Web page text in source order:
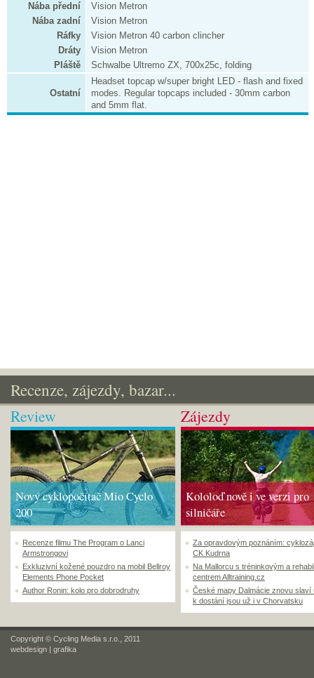
Nába přední
Vision Metron
Nába zadní
Vision Metron
Ráfky
Vision Metron 40 carbon clincher
Dráty
Vision Metron
Pláště
Schwalbe Ultremo ZX, 700x25c, folding
Ostatní
Headset topcap w/super bright LED - flash and fixed
modes. Regular topcaps included - 30mm carbon
and 5mm flat.
Recenze, zájezdy, bazar...
Review
Nový cyklopočítač Mio Cyclo
200
Recenze filmu The Program o Lanci
Armstrongovi
Exkluzivní kožené pouzdro na mobil Bellroy
Elements Phone Pocket
Author Ronin: kolo pro dobrodruhy
Zájezdy
Kololoď nově i ve verzi pro
silničáře
Za opravdovým poznáním:
CK Kudrna
Na Mallorcu s tréninkovým a
centrem Alltraining.cz
České mapy Dalmácie znovu slaví
k dostání jsou už i v Chorvatsku
Copyright © Cycling Media s.r.o., 2011
webdesign | grafika